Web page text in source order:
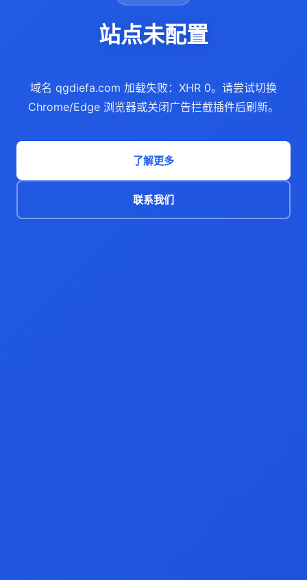
站点未配置
域名 qgdiefa.com 加载失败：XHR 0。请尝试切换
Chrome/Edge 浏览器或关闭广告拦截插件后刷新。
了解更多
联系我们